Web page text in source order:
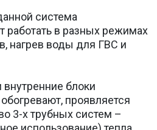
система
в разных режимах
нагрев воды для ГВС и
блоки
проявляется
3-х трубных систем –